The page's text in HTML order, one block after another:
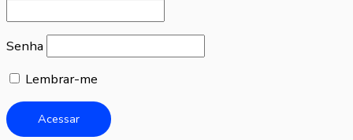
Senha
Lembrar-me